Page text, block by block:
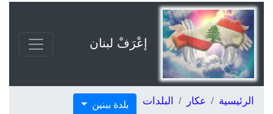
إعْرَفْ لبنان
الرئيسية عكار البلدات بلدة ببنين